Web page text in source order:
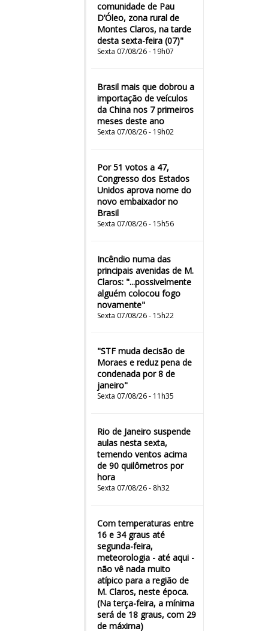
comunidade de Pau
D’Óleo, zona rural de
Montes Claros, na tarde
desta sexta-feira (07)"
Sexta 07/08/26 - 19h07
Brasil mais que dobrou a
importação de veículos
da China nos 7 primeiros
meses deste ano
Sexta 07/08/26 - 19h02
Por 51 votos a 47,
Congresso dos Estados
Unidos aprova nome do
novo embaixador no
Brasil
Sexta 07/08/26 - 15h56
Incêndio numa das
principais avenidas de M.
Claros: "...possivelmente
alguém colocou fogo
novamente"
Sexta 07/08/26 - 15h22
"STF muda decisão de
Moraes e reduz pena de
condenada por 8 de
janeiro"
Sexta 07/08/26 - 11h35
Rio de Janeiro suspende
aulas nesta sexta,
temendo ventos acima
de 90 quilômetros por
hora
Sexta 07/08/26 - 8h32
Com temperaturas entre
16 e 34 graus até
segunda-feira,
meteorologia - até aqui -
não vê nada muito
atípico para a região de
M. Claros, neste época.
(Na terça-feira, a mínima
será de 18 graus, com 29
de máxima)